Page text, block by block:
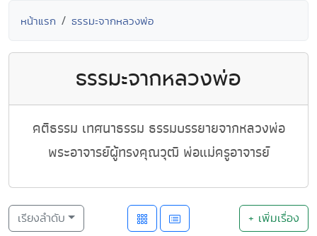
หน้าแรก ธรรมะจากหลวงพ่อ
ธรรมะจากหลวงพ่อ
คติธรรม เทศนาธรรม ธรรมบรรยายจากหลวงพ่อ
พระอาจารย์ผู้ทรงคุณวุฒิ พ่อแม่ครูอาจารย์
เรียงลำดับ + เพิ่มเรื่อง